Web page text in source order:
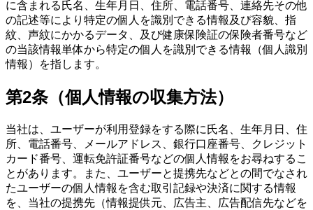
に含まれる氏名、生年月日、住所、電話番号、連絡先その他
の記述等により特定の個人を識別できる情報及び容貌、指
紋、声紋にかかるデータ、及び健康保険証の保険者番号など
の当該情報単体から特定の個人を識別できる情報（個人識別
情報）を指します。
第2条（個人情報の収集方法）
当社は、ユーザーが利用登録をする際に氏名、生年月日、住
所、電話番号、メールアドレス、銀行口座番号、クレジット
カード番号、運転免許証番号などの個人情報をお尋ねするこ
とがあります。また、ユーザーと提携先などとの間でなされ
たユーザーの個人情報を含む取引記録や決済に関する情報
を、当社の提携先（情報提供元、広告主、広告配信先などを